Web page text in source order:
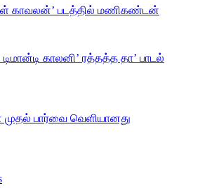
காவலன்’ படத்தில் மணிகண்டன்
காலனி’ ரத்தத்த தா’ பாடல்
முதல் பார்வை வெளியானது